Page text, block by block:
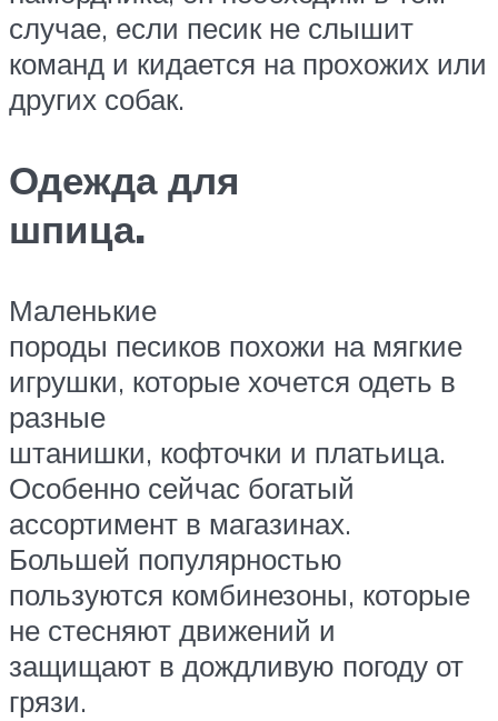
случае, если песик не слышит
команд и кидается на прохожих или
других собак.
Одежда для
шпица.
Маленькие
породы песиков похожи на мягкие
игрушки, которые хочется одеть в
разные
штанишки, кофточки и платьица.
Особенно сейчас богатый
ассортимент в магазинах.
Большей популярностью
пользуются комбинезоны, которые
не стесняют движений и
защищают в дождливую погоду от
грязи.